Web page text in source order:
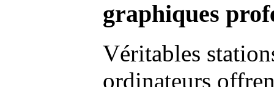
graphiques
Véritables
ordinateurs